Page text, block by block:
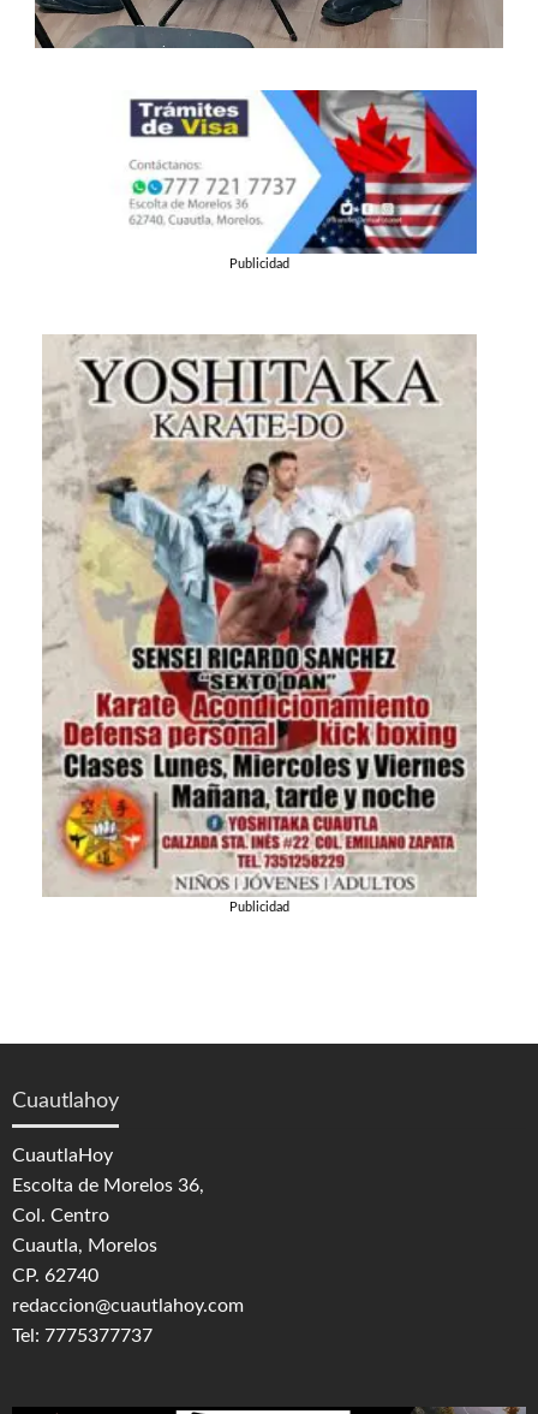
Publicidad
Publicidad
Cuautlahoy
CuautlaHoy
Escolta de Morelos 36,
Col. Centro
Cuautla, Morelos
CP. 62740
redaccion@cuautlahoy.com
Tel: 7775377737